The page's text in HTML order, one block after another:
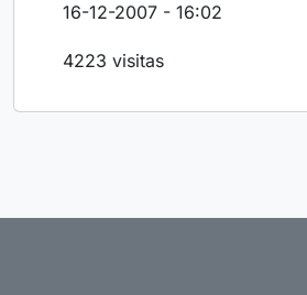
16-12-2007 - 16:02
4223 visitas